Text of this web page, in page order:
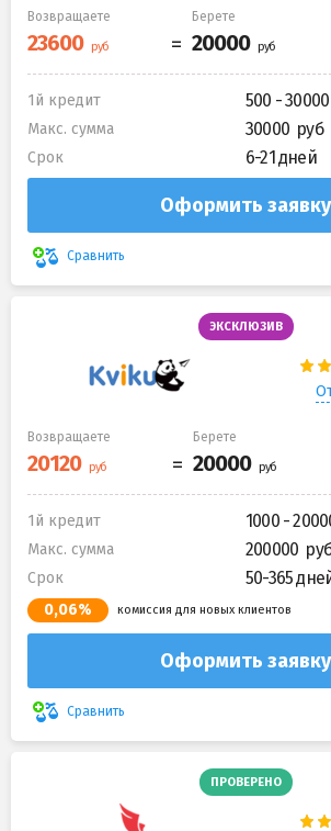
Возвращаете Берете
1й кредит 500 - 30000
Макс. сумма 30000
Срок 6-21 дней
Оформить заявку
Сравнить
ЭКСКЛЮЗИВ
Возвращаете Берете
1й кредит 1000 -
Макс. сумма 200000
Срок 50-365
0,06% комиссия для новых клиентов
Оформить заявку
Сравнить
ПРОВЕРЕНО